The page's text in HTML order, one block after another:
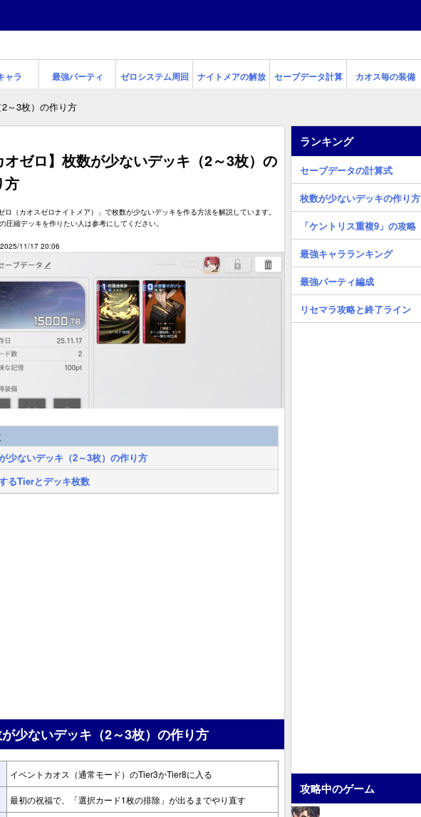
ャラ 最強パーティ ゼロシステム周回 ナイトメアの解放 セーブデータ計算 カオス毎の装備
～3枚）の作り方
オゼロ】枚数が少ないデッキ（2～3枚）の
方
ロ（カオスゼロナイトメア）」で枚数が少ないデッキを作る方法を解説しています。
圧縮デッキを作りたい人は参考にしてください。
11/17 20:06
少ないデッキ（2～3枚）の作り方
るTierとデッキ枚数
少ないデッキ（2～3枚）の作り方
イベントカオス（通常モード）のTier3かTier8に入る
最初の祝福で、「選択カード1枚の排除」が出るまでやり直す
ランキング
セーブデータの計算式
枚数が少ないデッキの作り方
「ケントリス重複9」の攻略
最強キャラランキング
最強パーティ編成
リセマラ攻略と終了ライン
攻略中のゲーム